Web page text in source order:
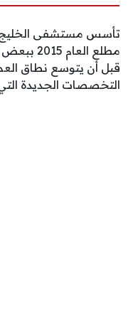
تأسس مستشفى
مطلع
قبل أن يتوسع نطاق
التخصصات الجديدة